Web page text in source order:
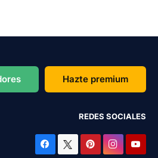
Hazte premium
REDES SOCIALES